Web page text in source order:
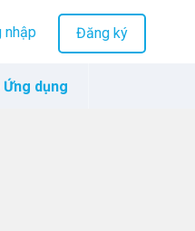
nhập Đăng ký
dụng